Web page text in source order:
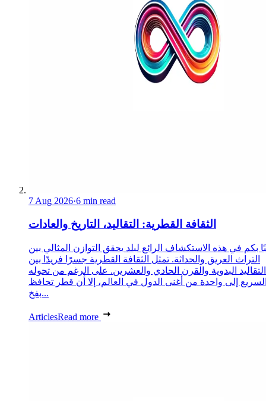
7 Aug 2026·6 min read
الثقافة القطرية: التقاليد، التاريخ والعادات
بكم في هذه الاستكشاف الرائع لبلد يحقق التوازن المثالي بين
التراث العريق والحداثة. تمثل الثقافة القطرية جسرًا فريدًا بين
التقاليد البدوية والقرن الحادي والعشرين. على الرغم من تحوله
إلى واحدة من أغنى الدول في العالم، إلا أن قطر تحافظ
بفخ...
ArticlesRead more